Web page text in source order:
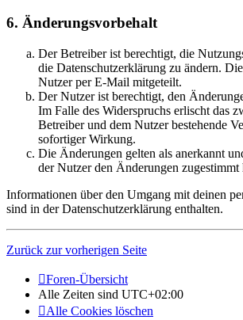
6. Änderungsvorbehalt
Der Betreiber ist berechtigt, die
die Datenschutzerklärung zu ändern.
Nutzer per E-Mail mitgeteilt.
Der Nutzer ist berechtigt, den
Im Falle des Widerspruchs erlischt das
Betreiber und dem Nutzer bestehende
sofortiger Wirkung.
Die Änderungen gelten als anerkannt
der Nutzer den Änderungen zugestimmt
Informationen über den Umgang mit deinen
sind in der Datenschutzerklärung enthalten.
Zurück zur vorherigen Seite
Foren-Übersicht
Alle Zeiten sind UTC+02:00
Alle Cookies löschen